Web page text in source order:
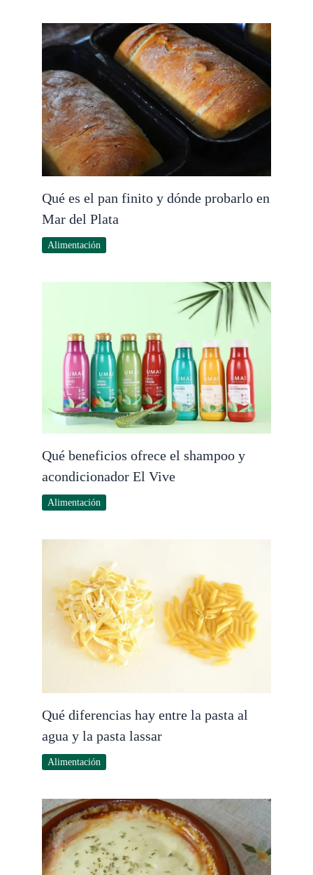
Qué es el pan finito y dónde probarlo en
Mar del Plata
Alimentación
Qué beneficios ofrece el shampoo y
acondicionador El Vive
Alimentación
Qué diferencias hay entre la pasta al
agua y la pasta lassar
Alimentación